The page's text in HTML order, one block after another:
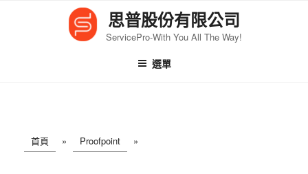
思普股份有限公司
ServicePro-With You All The Way!
選單
首頁 » Proofpoint »